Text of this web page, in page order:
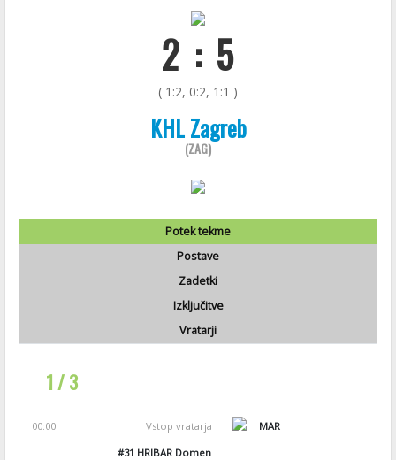
2 : 5
( 1:2, 0:2, 1:1 )
KHL Zagreb
(ZAG)
Potek tekme
Postave
Zadetki
Izključitve
Vratarji
1 / 3
00:00 Vstop vratarja
MAR
#31 HRIBAR Domen